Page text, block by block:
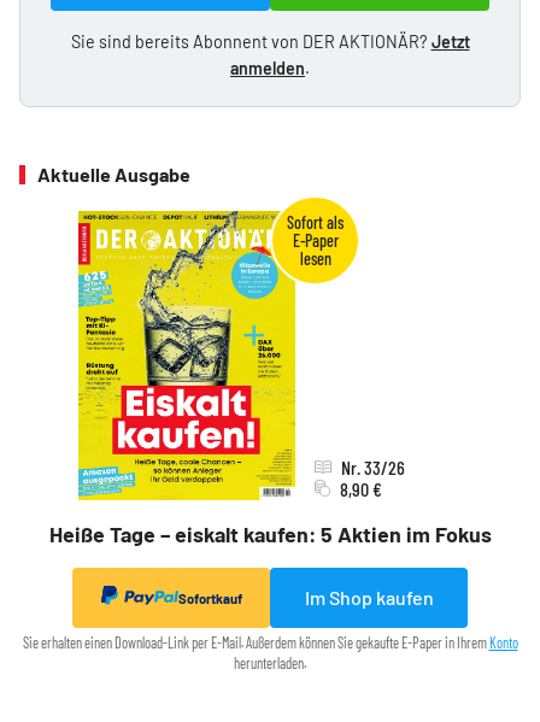
Sie sind bereits Abonnent von DER AKTIONÄR? Jetzt
anmelden.
Aktuelle Ausgabe
Heiße Tage – eiskalt kaufen: 5 Aktien im Fokus
Nr. 33/26
8,90 €
Sofortkauf Im Shop kaufen
Sie erhalten einen Download-Link per E-Mail. Außerdem können Sie gekaufte E-Paper in Ihrem Konto
herunterladen.